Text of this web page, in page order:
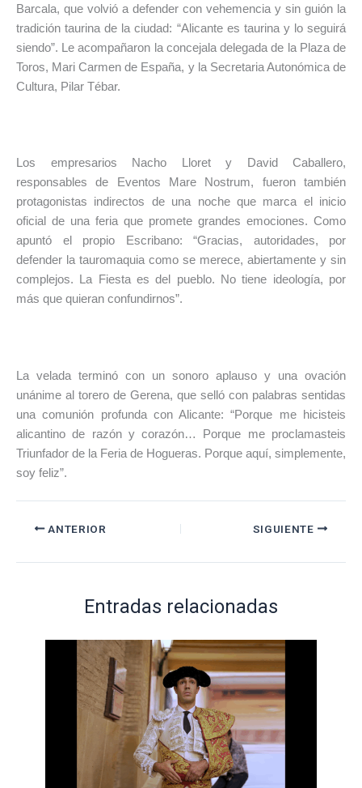
Barcala, que volvió a defender con vehemencia y sin guión la
tradición taurina de la ciudad: “Alicante es taurina y lo seguirá
siendo”. Le acompañaron la concejala delegada de la Plaza de
Toros, Mari Carmen de España, y la Secretaria Autonómica de
Cultura, Pilar Tébar.
Los empresarios Nacho Lloret y David Caballero,
responsables de Eventos Mare Nostrum, fueron también
protagonistas indirectos de una noche que marca el inicio
oficial de una feria que promete grandes emociones. Como
apuntó el propio Escribano: “Gracias, autoridades, por
defender la tauromaquia como se merece, abiertamente y sin
complejos. La Fiesta es del pueblo. No tiene ideología, por
más que quieran confundirnos”.
La velada terminó con un sonoro aplauso y una ovación
unánime al torero de Gerena, que selló con palabras sentidas
una comunión profunda con Alicante: “Porque me hicisteis
alicantino de razón y corazón… Porque me proclamasteis
Triunfador de la Feria de Hogueras. Porque aquí, simplemente,
soy feliz”.
ANTERIOR SIGUIENTE
Entradas relacionadas